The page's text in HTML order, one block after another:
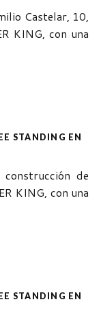
Castelar, 10,
KING, con una
STANDING EN
de
KING, con una
STANDING EN